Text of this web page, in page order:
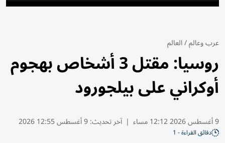
عرب وعالم/العالم
روسيا: مقتل 3 أشخاص بهجوم
أوكراني على بيلجورود
9 أغسطس 2026 12:12 مساء | آخر تحديث:9 أغسطس 12:55 2026
دقائق القراءة - 1